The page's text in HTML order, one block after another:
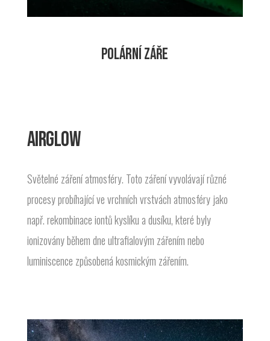
POLÁRNÍ ZÁŘE
AIRGLOW
Světelné záření atmosféry. Toto záření vyvolávají různé
procesy probíhající ve vrchních vrstvách atmosféry jako
např. rekombinace iontů kyslíku a dusíku, které byly
ionizovány během dne ultrafialovým zářením nebo
luminiscence způsobená kosmickým zářením.